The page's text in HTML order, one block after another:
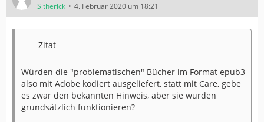
Sitherick 4. Februar 2020 um 18:21
Zitat
Würden die "problematischen" Bücher im Format epub3
also mit Adobe kodiert ausgeliefert, statt mit Care, gebe
es zwar den bekannten Hinweis, aber sie würden
grundsätzlich funktionieren?